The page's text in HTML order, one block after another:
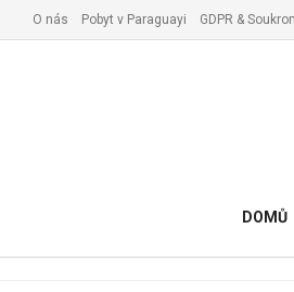
Vyřízení pobytu v Paraguay
O nás Pobyt v Paraguayi GDPR &
DOMŮ